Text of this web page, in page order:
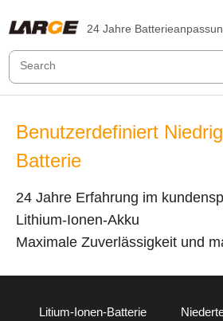
24 Jahre
Benutzerdefiniert
Batterie
24 Jahre Erfahrung im
Lithium-Ionen-Akku
Maximale Zuverlässigkeit und
Litium-Ionen-Batterie